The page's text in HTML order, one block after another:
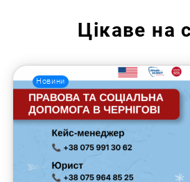
Цікаве на
Новини